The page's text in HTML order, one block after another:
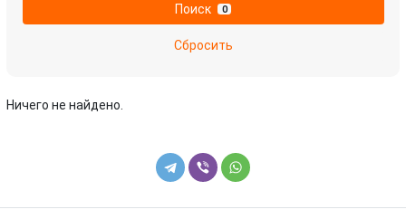
Поиск 0
Сбросить
Ничего не найдено.